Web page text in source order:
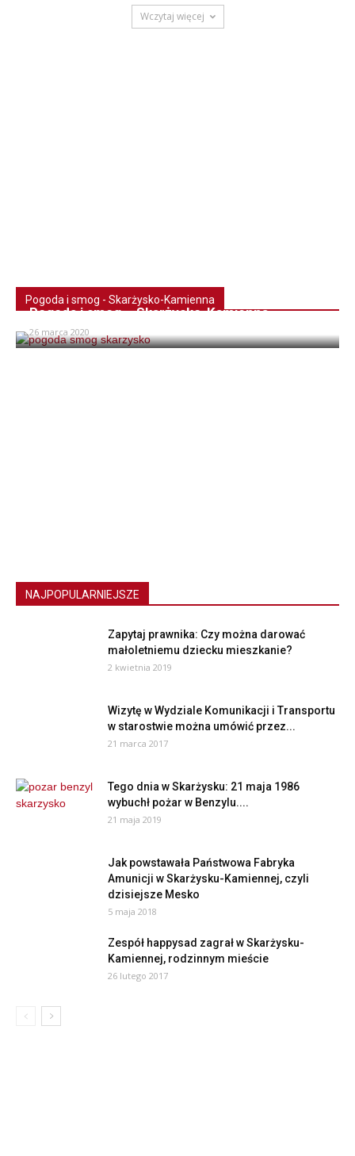
Wczytaj więcej
Pogoda i smog - Skarżysko-Kamienna
Pogoda i smog – Skarżysko-Kamienna
26 marca 2020
NAJPOPULARNIEJSZE
Zapytaj prawnika: Czy można darować
małoletniemu dziecku mieszkanie?
2 kwietnia 2019
Wizytę w Wydziale Komunikacji i Transportu
w starostwie można umówić przez...
21 marca 2017
Tego dnia w Skarżysku: 21 maja 1986
wybuchł pożar w Benzylu....
21 maja 2019
Jak powstawała Państwowa Fabryka
Amunicji w Skarżysku-Kamiennej, czyli
dzisiejsze Mesko
5 maja 2018
Zespół happysad zagrał w Skarżysku-
Kamiennej, rodzinnym mieście
26 lutego 2017